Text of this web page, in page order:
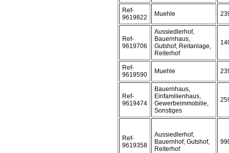
Ref-
9619822
Muehle
Ref-
9619706
Aussiedlerhof,
Bauernhaus,
Gutshof, Reitanlage,
Reiterhof
Ref-
9619590
Muehle
Ref-
9619474
Bauernhaus,
Einfamilienhaus,
Gewerbeimmobilie,
Sonstiges
Ref-
9619358
Aussiedlerhof,
Bauernhof, Gutshof,
Reiterhof